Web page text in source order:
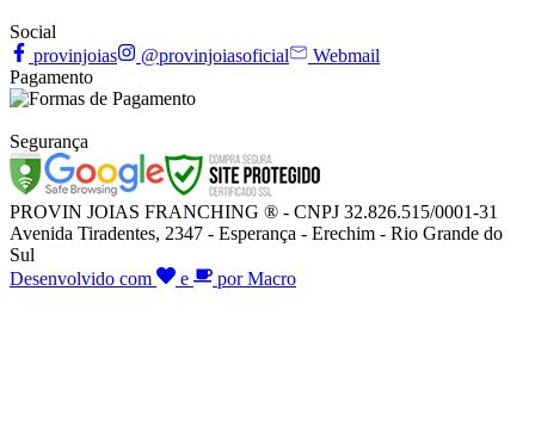
Social
provinjoias
@provinjoiasoficial
Webmail
Pagamento
Segurança
PROVIN JOIAS FRANCHING ® - CNPJ 32.826.515/0001-31
Avenida Tiradentes, 2347 - Esperança - Erechim - Rio Grande do
Sul
Desenvolvido com
e por Macro